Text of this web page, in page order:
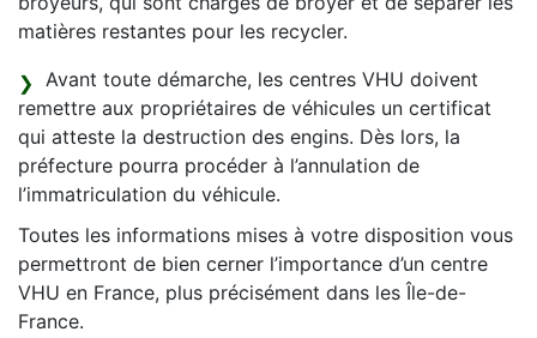
matières restantes pour les recycler.
Avant toute démarche, les centres VHU doivent
remettre aux propriétaires de véhicules un certificat
qui atteste la destruction des engins. Dès lors, la
préfecture pourra procéder à l’annulation de
l’immatriculation du véhicule.
Toutes les informations mises à votre disposition vous
permettront de bien cerner l’importance d’un centre
VHU en France, plus précisément dans les Île-de-
France.